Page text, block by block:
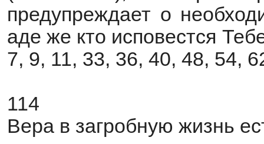
предупреждает о
аде же кто исповестся
7, 9, 11, 33, 36, 40, 48, 54,
114
Вера в загробную жизнь